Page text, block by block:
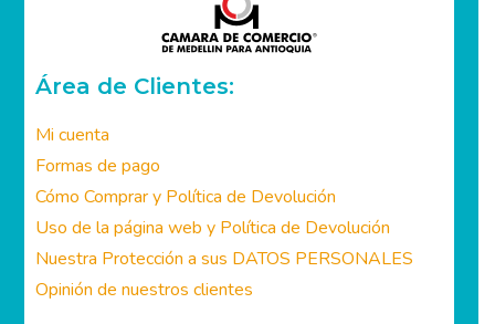
Área de Clientes:
Mi cuenta
Formas de pago
Cómo Comprar y Política de Devolución
Uso de la página web y Política de Devolución
Nuestra Protección a sus DATOS PERSONALES
Opinión de nuestros clientes